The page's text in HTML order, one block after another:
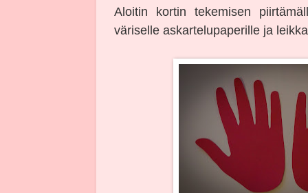
Aloitin kortin tekemisen
väriselle askartelupaperille ja